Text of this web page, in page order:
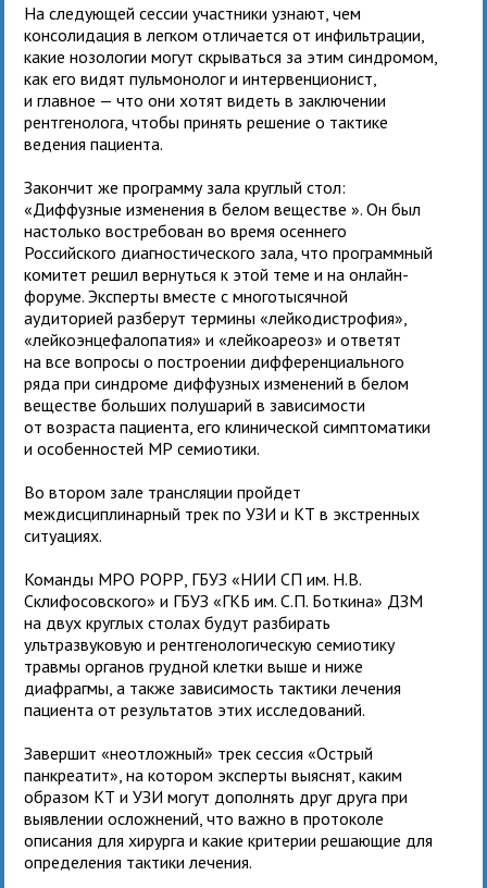
На следующей сессии участники узнают, чем
консолидация в легком отличается от инфильтрации,
какие нозологии могут скрываться за этим синдромом,
как его видят пульмонолог и интервенционист,
и главное — что они хотят видеть в заключении
рентгенолога, чтобы принять решение о тактике
ведения пациента.
Закончит же программу зала круглый стол:
«Диффузные изменения в белом веществе ». Он был
настолько востребован во время осеннего
Российского диагностического зала, что программный
комитет решил вернуться к этой теме и на онлайн-
форуме. Эксперты вместе с многотысячной
аудиторией разберут термины «лейкодистрофия»,
«лейкоэнцефалопатия» и «лейкоареоз» и ответят
на все вопросы о построении дифференциального
ряда при синдроме диффузных изменений в белом
веществе больших полушарий в зависимости
от возраста пациента, его клинической симптоматики
и особенностей МР семиотики.
Во втором зале трансляции пройдет
междисциплинарный трек по УЗИ и КТ в экстренных
ситуациях.
Команды МРО РОРР, ГБУЗ «НИИ СП им. Н.В.
Склифосовского» и ГБУЗ «ГКБ им. С.П. Боткина» ДЗМ
на двух круглых столах будут разбирать
ультразвуковую и рентгенологическую семиотику
травмы органов грудной клетки выше и ниже
диафрагмы, а также зависимость тактики лечения
пациента от результатов этих исследований.
Завершит «неотложный» трек сессия «Острый
панкреатит», на котором эксперты выяснят, каким
образом КТ и УЗИ могут дополнять друг друга при
выявлении осложнений, что важно в протоколе
описания для хирурга и какие критерии решающие для
определения тактики лечения.